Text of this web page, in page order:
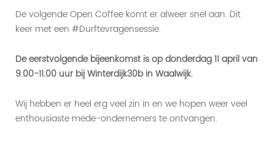
De volgende Open Coffee komt er alweer snel aan. Dit
keer met een #Durftevragensessie.
De eerstvolgende bijeenkomst is op donderdag 11 april van
9.00-11.00 uur bij Winterdijk30b in Waalwijk.
Wij hebben er heel erg veel zin in en we hopen weer veel
enthousiaste mede-ondernemers te ontvangen.